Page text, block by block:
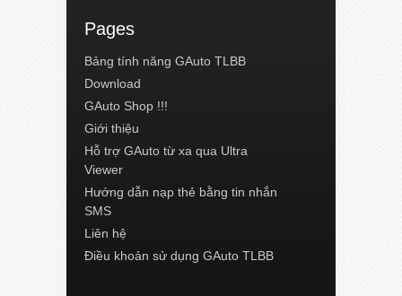
Pages
Bảng tính năng GAuto TLBB
Download
GAuto Shop !!!
Giới thiệu
Hỗ trợ GAuto từ xa qua Ultra
Viewer
Hướng dẫn nạp thẻ bằng tin nhắn
SMS
Liên hệ
Điều khoản sử dụng GAuto TLBB